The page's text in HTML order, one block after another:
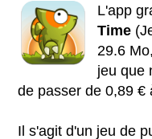
L'app
Time
29.6
jeu que
de passer de 0,89 €
Il s'agit d'un jeu de